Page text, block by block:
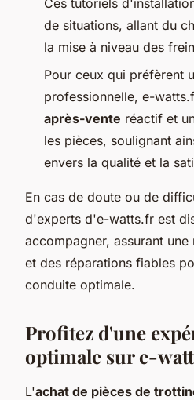
Ces tutoriels
de situations, allant du
la mise à niveau des
Pour ceux qui préfèrent
professionnelle, e-
après-vente réactif et
les pièces, soulignant
envers la qualité et la
En cas de doute ou de
d'experts d'e-watts.fr est
accompagner, assurant
et des réparations fiables
conduite optimale.
Profitez d'une
optimale sur e-
L'achat de pièces de